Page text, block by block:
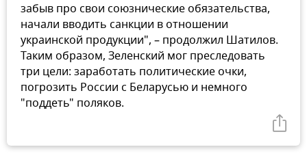
забыв про свои союзнические обязательства,
начали вводить санкции в отношении
украинской продукции", – продолжил Шатилов.
Таким образом, Зеленский мог преследовать
три цели: заработать политические очки,
погрозить России с Беларусью и немного
"поддеть" поляков.